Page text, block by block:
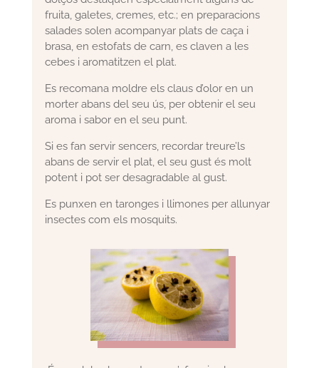
fruita, galetes, cremes, etc.; en preparacions
salades solen acompanyar plats de caça i
brasa, en estofats de carn, es claven a les
cebes i aromatitzen el plat.
Es recomana moldre els claus d’olor en un
morter abans del seu ús, per obtenir el seu
aroma i sabor en el seu punt.
Si es fan servir sencers, recordar treure’ls
abans de servir el plat, el seu gust és molt
potent i pot ser desagradable al gust.
Es punxen en taronges i llimones per allunyar
insectes com els mosquits.